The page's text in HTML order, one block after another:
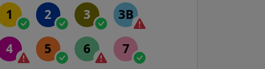
1 2 3 3B
4 5 6 7